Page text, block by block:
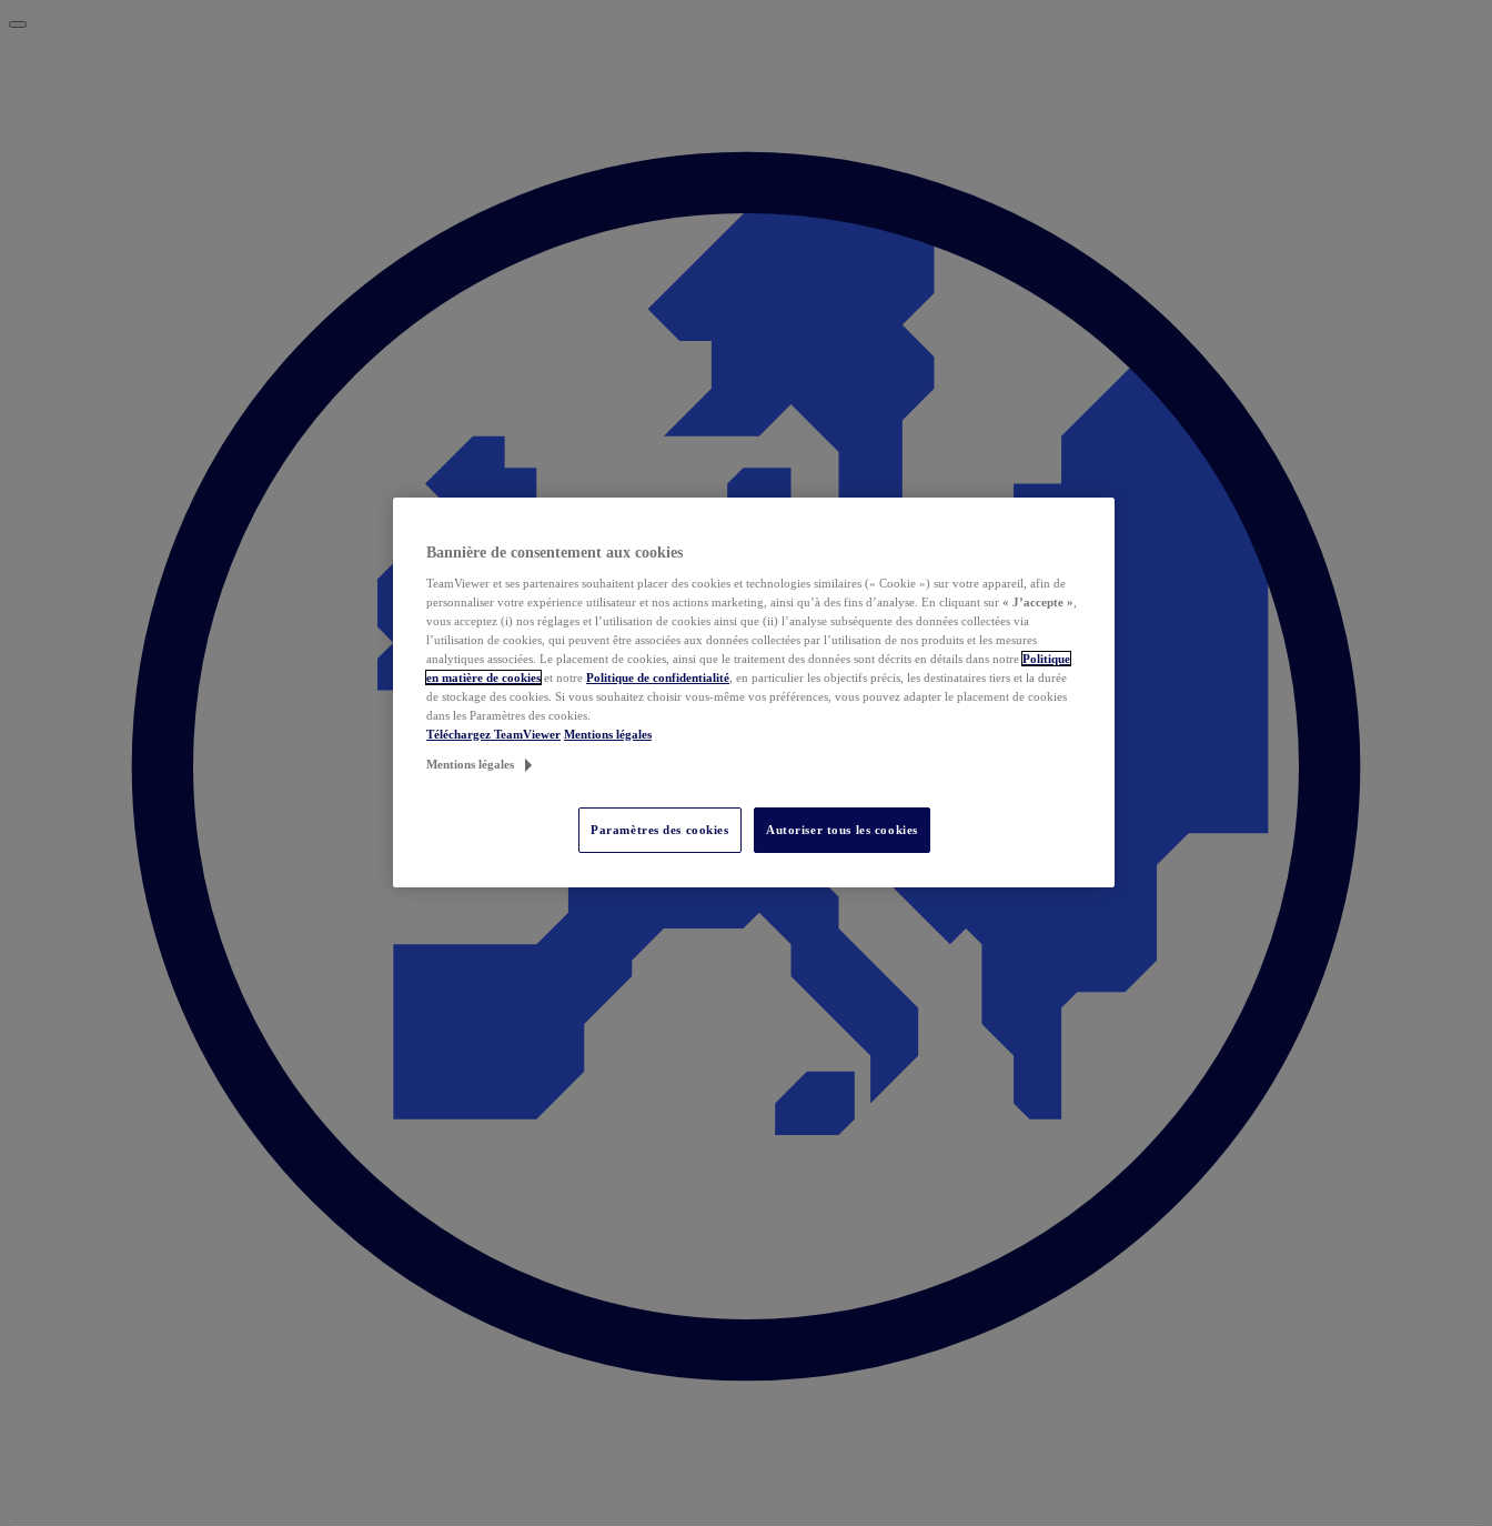
Bannière de consentement aux cookies
TeamViewer et ses partenaires souhaitent placer des cookies et technologies similaires (« Cookie ») sur votre appareil, afin de
personnaliser votre expérience utilisateur et nos actions marketing, ainsi qu’à des fins d’analyse. En cliquant sur « J’accepte »
vous acceptez (i) nos réglages et l’utilisation de cookies ainsi que (ii) l’analyse subséquente des données collectées via
l’utilisation de cookies, qui peuvent être associées aux données collectées par l’utilisation de nos produits et les mesures
analytiques associées. Le placement de cookies, ainsi que le traitement des données sont décrits en détails dans notre Politique
en matière de cookies et notre Politique de confidentialité , en particulier les objectifs précis, les destinataires tiers et la durée
de stockage des cookies. Si vous souhaitez choisir vous-même vos préférences, vous pouvez adapter le placement de cookies
dans les Paramètres des cookies.
Téléchargez TeamViewer Mentions légales
Mentions légales
Paramètres des cookies Autoriser tous les cookies